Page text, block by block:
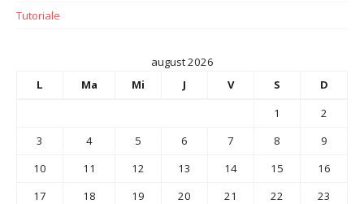
Tutoriale
august 2026
L
Ma Mi J V S
D
1
2
3
4 5 6 7 8
9
10
11 12 13 14 15
16
17
18 19 20 21 22
23